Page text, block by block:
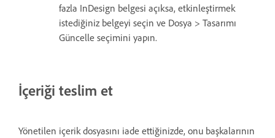
fazla InDesign belgesi açıksa, etkinleştirmek
istediğiniz belgeyi seçin ve Dosya > Tasarımı
Güncelle seçimini yapın.
İçeriği teslim et
Yönetilen içerik dosyasını iade ettiğinizde, onu başkalarının